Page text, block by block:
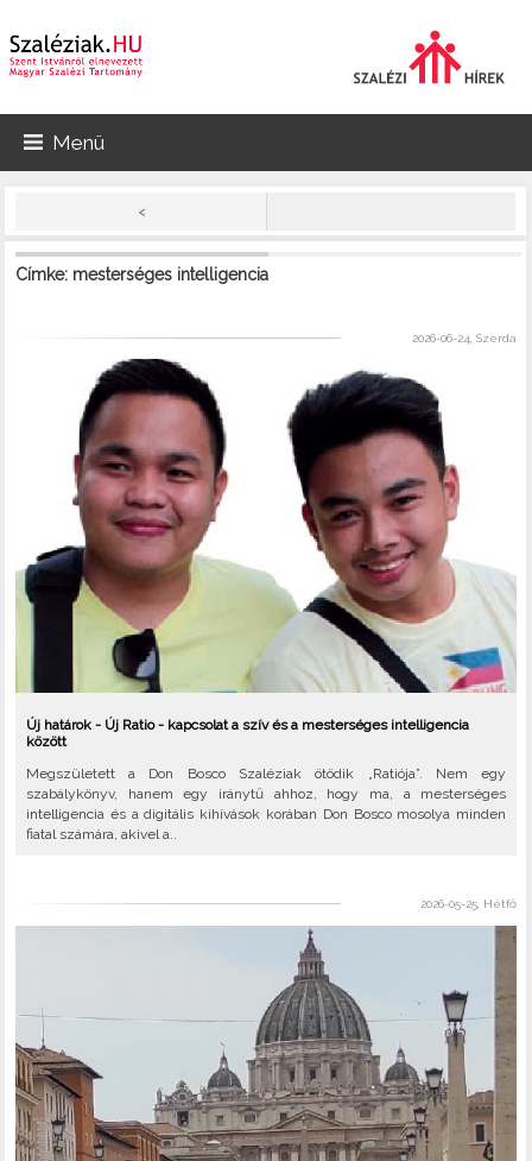
Menü
<
Címke: mesterséges intelligencia
2026-06-24, Szerda
Új határok - Új Ratio - kapcsolat a szív és a mesterséges intelligencia
között
Megszületett a Don Bosco Szaléziak ötödik „Ratiója”. Nem egy
szabálykönyv, hanem egy iránytű ahhoz, hogy ma, a mesterséges
intelligencia és a digitális kihívások korában Don Bosco mosolya minden
fiatal számára, akivel a..
2026-05-25, Hétfő